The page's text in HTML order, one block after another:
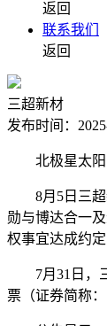
返回
联系我们
返回
三超新材
发布时间：
北极星太阳能
8月5日三超新
勋与博达合一
权事宜达成约定
7月31日，三
票（证券简称